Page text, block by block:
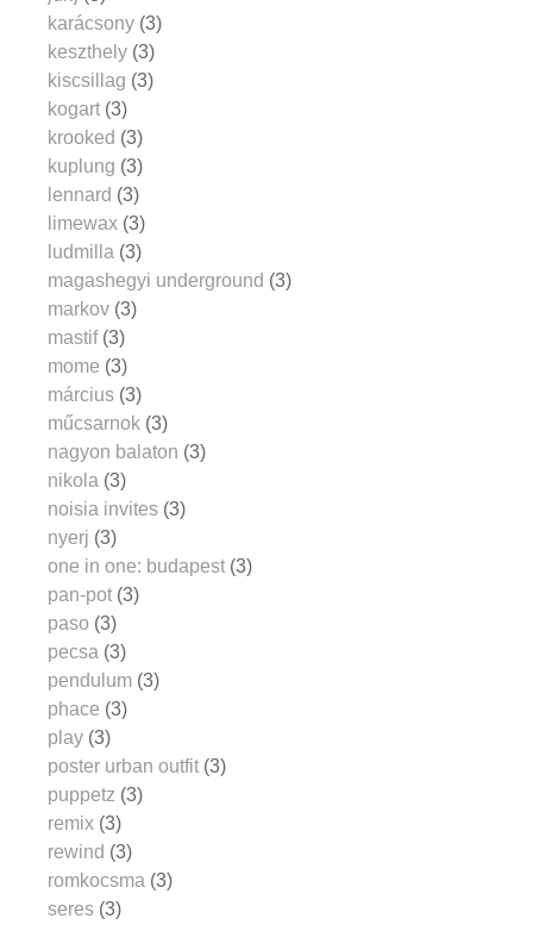
karácsony (3)
keszthely (3)
kiscsillag (3)
kogart (3)
krooked (3)
kuplung (3)
lennard (3)
limewax (3)
ludmilla (3)
magashegyi underground (3)
markov (3)
mastif (3)
mome (3)
március (3)
műcsarnok (3)
nagyon balaton (3)
nikola (3)
noisia invites (3)
nyerj (3)
one in one: budapest (3)
pan-pot (3)
paso (3)
pecsa (3)
pendulum (3)
phace (3)
play (3)
poster urban outfit (3)
puppetz (3)
remix (3)
rewind (3)
romkocsma (3)
seres (3)